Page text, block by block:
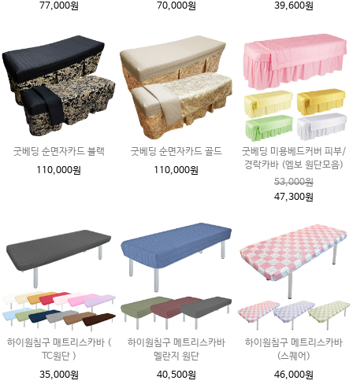
77,000원
70,000원
39,600원
굿베딩 순면자카드 블랙
110,000원
굿베딩 순면자카드 골드
110,000원
굿베딩 미용베드커버 피부/
경락카바 (엠보 원단모음)
53,000원
47,300원
하이원침구 매트리스카바 (
TC원단 )
35,000원
하이원침구 메트리스카바
멜란지 원단
40,500원
하이원침구 메트리스카바
(스퀘어)
46,000원